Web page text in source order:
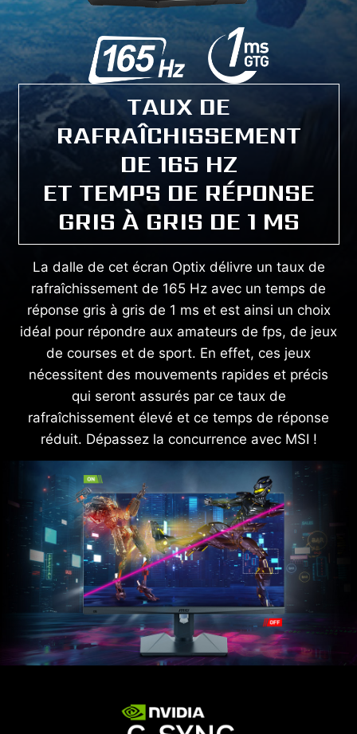
TAUX DE
RAFRAÎCHISSEMENT
DE 165 HZ
ET TEMPS DE RÉPONSE
GRIS À GRIS DE 1 MS
La dalle de cet écran Optix délivre un taux de
rafraîchissement de 165 Hz avec un temps de
réponse gris à gris de 1 ms et est ainsi un choix
idéal pour répondre aux amateurs de fps, de jeux
de courses et de sport. En effet, ces jeux
nécessitent des mouvements rapides et précis
qui seront assurés par ce taux de
rafraîchissement élevé et ce temps de réponse
réduit. Dépassez la concurrence avec MSI !